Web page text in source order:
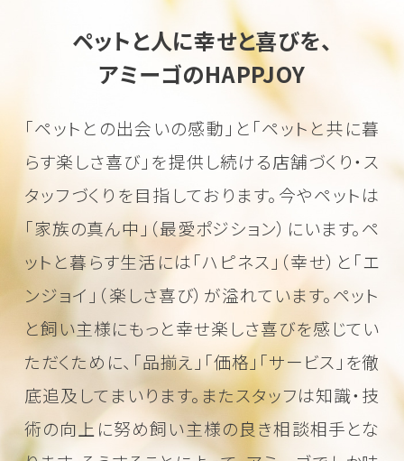
ペットと人に幸せと喜びを、
アミーゴのHAPPJOY
「ペットとの出会いの感動」と「ペットと共に暮
らす楽しさ喜び」を提供し続ける店舗づくり・ス
タッフづくりを目指しております。 今やペットは
「家族の真ん中」（最愛ポジション）にいます。ペ
ットと暮らす生活には「ハピネス」（幸せ）と「エ
ンジョイ」（楽しさ喜び）が溢れています。ペット
と飼い主様にもっと幸せ楽しさ喜びを感じてい
ただくために、 「品揃え」「価格」「サービス」を徹
底追及してまいります。またスタッフは知識・技
術の向上に努め飼い主様の良き相談相手とな